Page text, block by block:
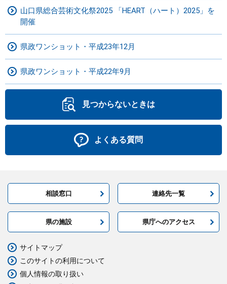
山口県総合芸術文化祭2025 「HEART（ハート）2025」を
開催
県政ワンショット・平成23年12月
県政ワンショット・平成22年9月
見つからないときは
よくある質問
相談窓口 連絡先一覧
県の施設 県庁へのアクセス
サイトマップ
このサイトの利用について
個人情報の取り扱い